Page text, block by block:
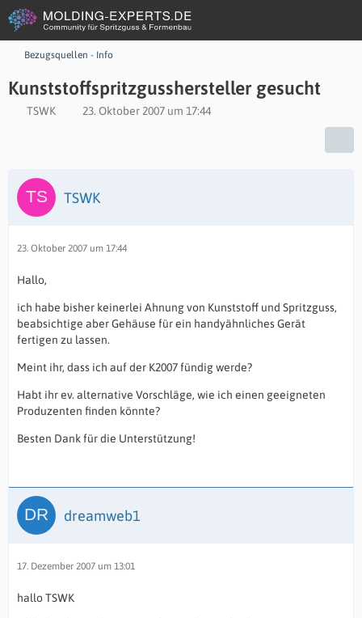
Bezugsquellen - Info
Kunststoffspritzgusshersteller gesucht
TSWK 23. Oktober 2007 um 17:44
TSWK
23. Oktober 2007 um 17:44
Hallo,
ich habe bisher keinerlei Ahnung von Kunststoff und Spritzguss,
beabsichtige aber Gehäuse für ein handyähnliches Gerät
fertigen zu lassen.
Meint ihr, dass ich auf der K2007 fündig werde?
Habt ihr ev. alternative Vorschläge, wie ich einen geeigneten
Produzenten finden könnte?
Besten Dank für die Unterstützung!
dreamweb1
17. Dezember 2007 um 13:01
hallo TSWK